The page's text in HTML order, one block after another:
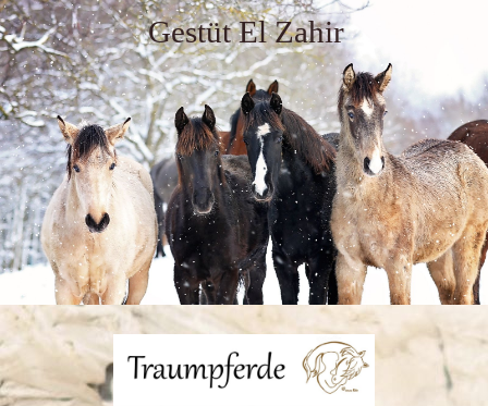
Gestüt El Zahir